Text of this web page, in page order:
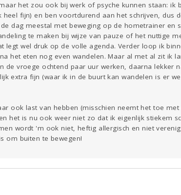
het zou ook bij werk of psyche kunnen staan: ik
fijn) en ben voortdurend aan het schrijven, dus
dag meestal met beweging op de hometrainer en
te maken bij wijze van pauze of het nuttige
legt wel druk op de volle agenda. Verder loop ik
het eten nog even wandelen. Maar al met al zit ik
de vroege ochtend paar uur werken, daarna lekker
extra fijn (waar ik in de buurt kan wandelen is er
ook last van hebben (misschien neemt het toe
het is nu ook weer niet zo dat ik eigenlijk stiekem
wordt 'm ook niet, heftig allergisch en niet
om buiten te bewegen!